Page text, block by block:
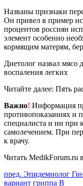
Названы признаки
Он привел в пример
процентов россиян
элемент особенно
кормящим матерям,
Диетолог назвал мясо
воспаления легких
Читайте далее: Пять
Важно! Информация
противопоказаниях и
специалиста и ни при
самолечением. При
к врачу.
Читать MedikForum.ru в
Продолжить
пред. Эпидемиолог
вариант гриппа B